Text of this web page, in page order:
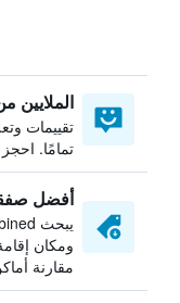
الملايين
تقييمات
تمامًا. احجز
أفضل
ومكان
مقارنة